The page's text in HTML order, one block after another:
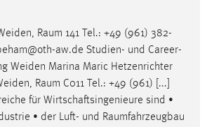
Raum 141 Tel.: +49 (961) 382-
aw.de Studien- und Career-
Weiden Marina Maric Hetzenrichter
Raum C011 Tel.: +49 (961) [...]
für Wirtschaftsingenieure sind •
• der Luft- und Raumfahrzeugbau